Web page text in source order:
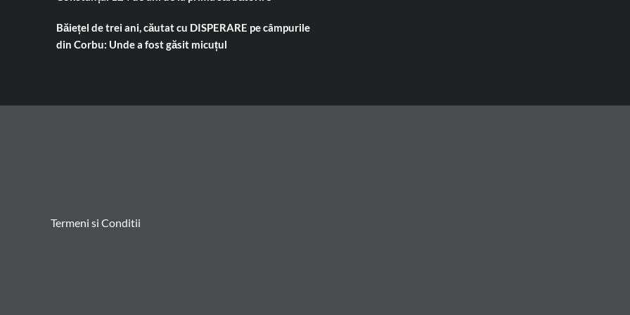
Băiețel de trei ani, căutat cu DISPERARE pe câmpurile
din Corbu: Unde a fost găsit micuțul
Termeni si Conditii